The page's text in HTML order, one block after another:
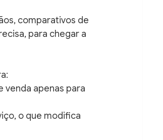
comparativos de
para chegar a
venda apenas para
o que modifica